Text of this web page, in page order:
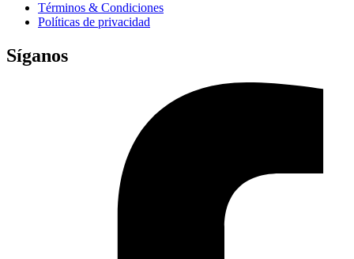
Términos & Condiciones
Políticas de privacidad
Síganos